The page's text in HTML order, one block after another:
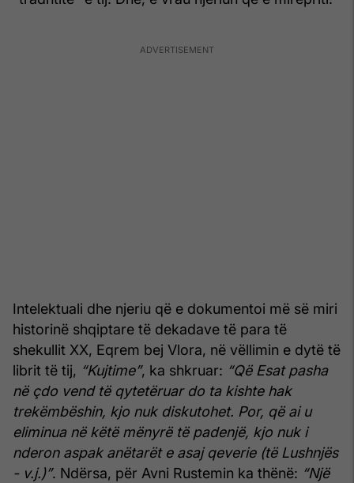
Intelektuali dhe njeriu që e dokumentoi më së miri
historinë shqiptare të dekadave të para të
shekullit XX, Eqrem bej Vlora, në vëllimin e dytë të
librit të tij, “Kujtime”, ka shkruar: “Që Esat pasha
në çdo vend të qytetëruar do ta kishte hak
trekëmbëshin, kjo nuk diskutohet. Por, që ai u
eliminua në këtë mënyrë të padenjë, kjo nuk i
nderon aspak anëtarët e asaj qeverie (të Lushnjës
- v.j.)”. Ndërsa, për Avni Rustemin ka thënë: “Një